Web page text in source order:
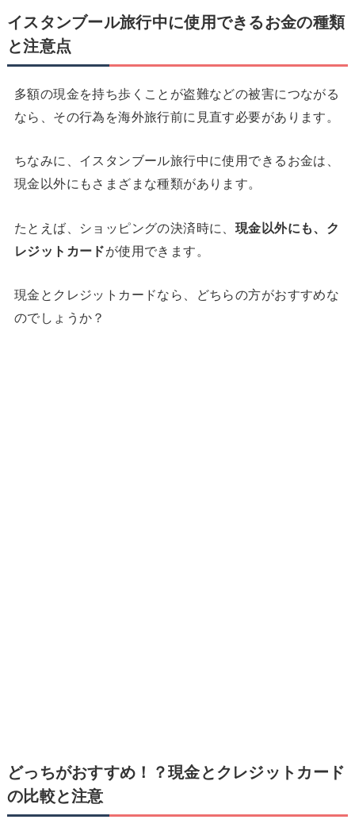
イスタンブール旅行中に使用できるお金の種類
と注意点
多額の現金を持ち歩くことが盗難などの被害につながる
なら、その行為を海外旅行前に見直す必要があります。
ちなみに、イスタンブール旅行中に使用できるお金は、
現金以外にもさまざまな種類があります。
たとえば、ショッピングの決済時に、 現金以外にも、ク
レジットカードが使用できます。
現金とクレジットカードなら、どちらの方がおすすめな
のでしょうか？
どっちがおすすめ！？現金とクレジットカード
の比較と注意